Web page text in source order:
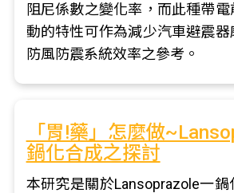
阻尼係數之變化率，而此種帶
動的特性可作為減少汽車避震
防風防震系統效率之參考。
「胃!藥」怎麼做
鍋化合成之探討
本研究是關於Lansoprazole一